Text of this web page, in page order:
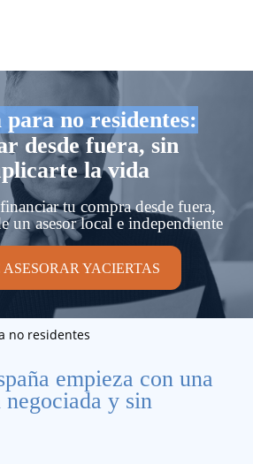
no residentes:
desde fuera, sin
la vida
tu compra desde fuera,
un asesor local e independiente
ASESORAR YACIERTAS
no residentes
empieza con una
y sin